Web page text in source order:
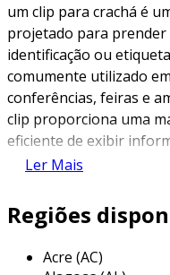
um clip para crachá é
projetado para prender
identificação ou
comumente utilizado
conferências, feiras e
clip proporciona uma
eficiente de exibir
sobre a identificação de
para crachá, variando
sofisticadas, que
Ler Mais
Regiões
Acre (AC)